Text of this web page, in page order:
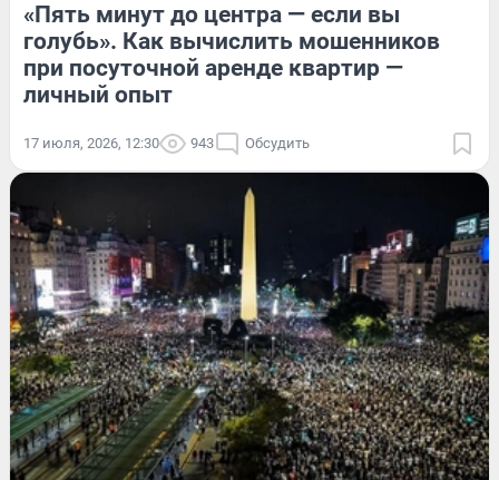
«Пять минут до центра — если вы
голубь». Как вычислить мошенников
при посуточной аренде квартир —
личный опыт
17 июля, 2026, 12:30 943 Обсудить